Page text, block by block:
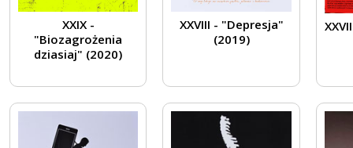
XXIX -
"Biozagrożenia
dziasiaj" (2020)
XXVIII - "Depresja"
(2019)